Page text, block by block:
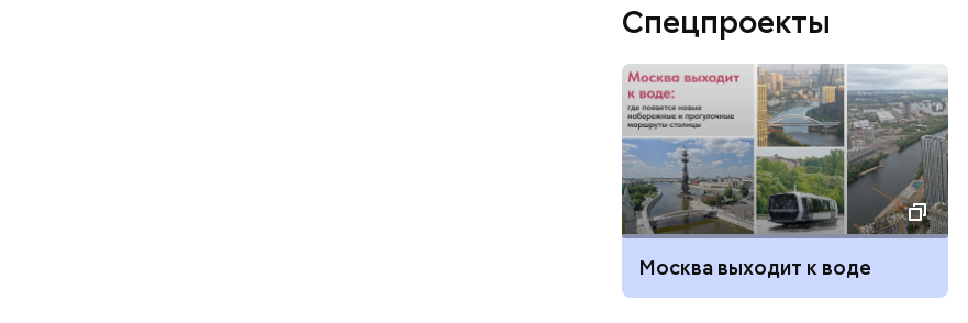
Спецпроекты
Москва выходит к воде